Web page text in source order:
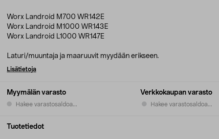
Myymälän varasto
Hakee varastosaldoa...
Verkkokaupan varasto
Hakee varastosaldoa...
Worx Landroid M700 WR142E
Worx Landroid M1000 WR143E
Worx Landroid L1000 WR147E
Laturi/muuntaja ja maaruuvit myydään erikseen.
Lisätietoja
Tuotetiedot